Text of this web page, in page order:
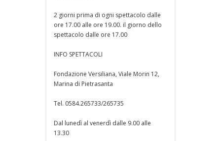
2 giorni prima di ogni spettacolo dalle
ore 17.00 alle ore 19.00. il giorno dello
spettacolo dalle ore 17.00
INFO SPETTACOLI
Fondazione Versiliana, Viale Morin 12,
Marina di Pietrasanta
Tel. 0584.265733/265735
Dal lunedì al venerdì dalle 9.00 alle
13.30